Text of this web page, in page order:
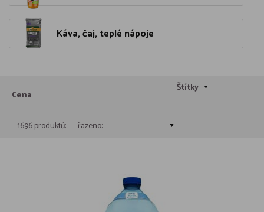
Káva, čaj, teplé nápoje
Cena
Štítky
1696 produktů: řazeno: